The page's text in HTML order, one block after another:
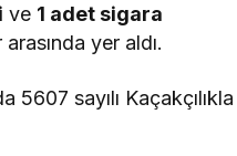
ve 1 adet sigara
yer aldı.
sayılı Kaçakçılıkla